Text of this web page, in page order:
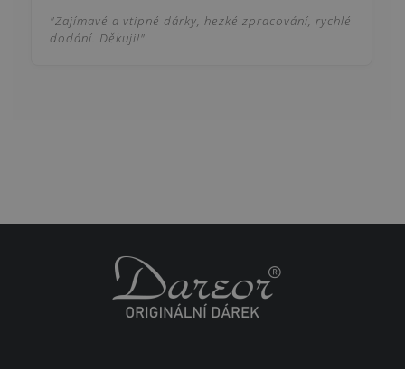
"Zajímavé a vtipné dárky, hezké zpracování, rychlé
dodání. Děkuji!"